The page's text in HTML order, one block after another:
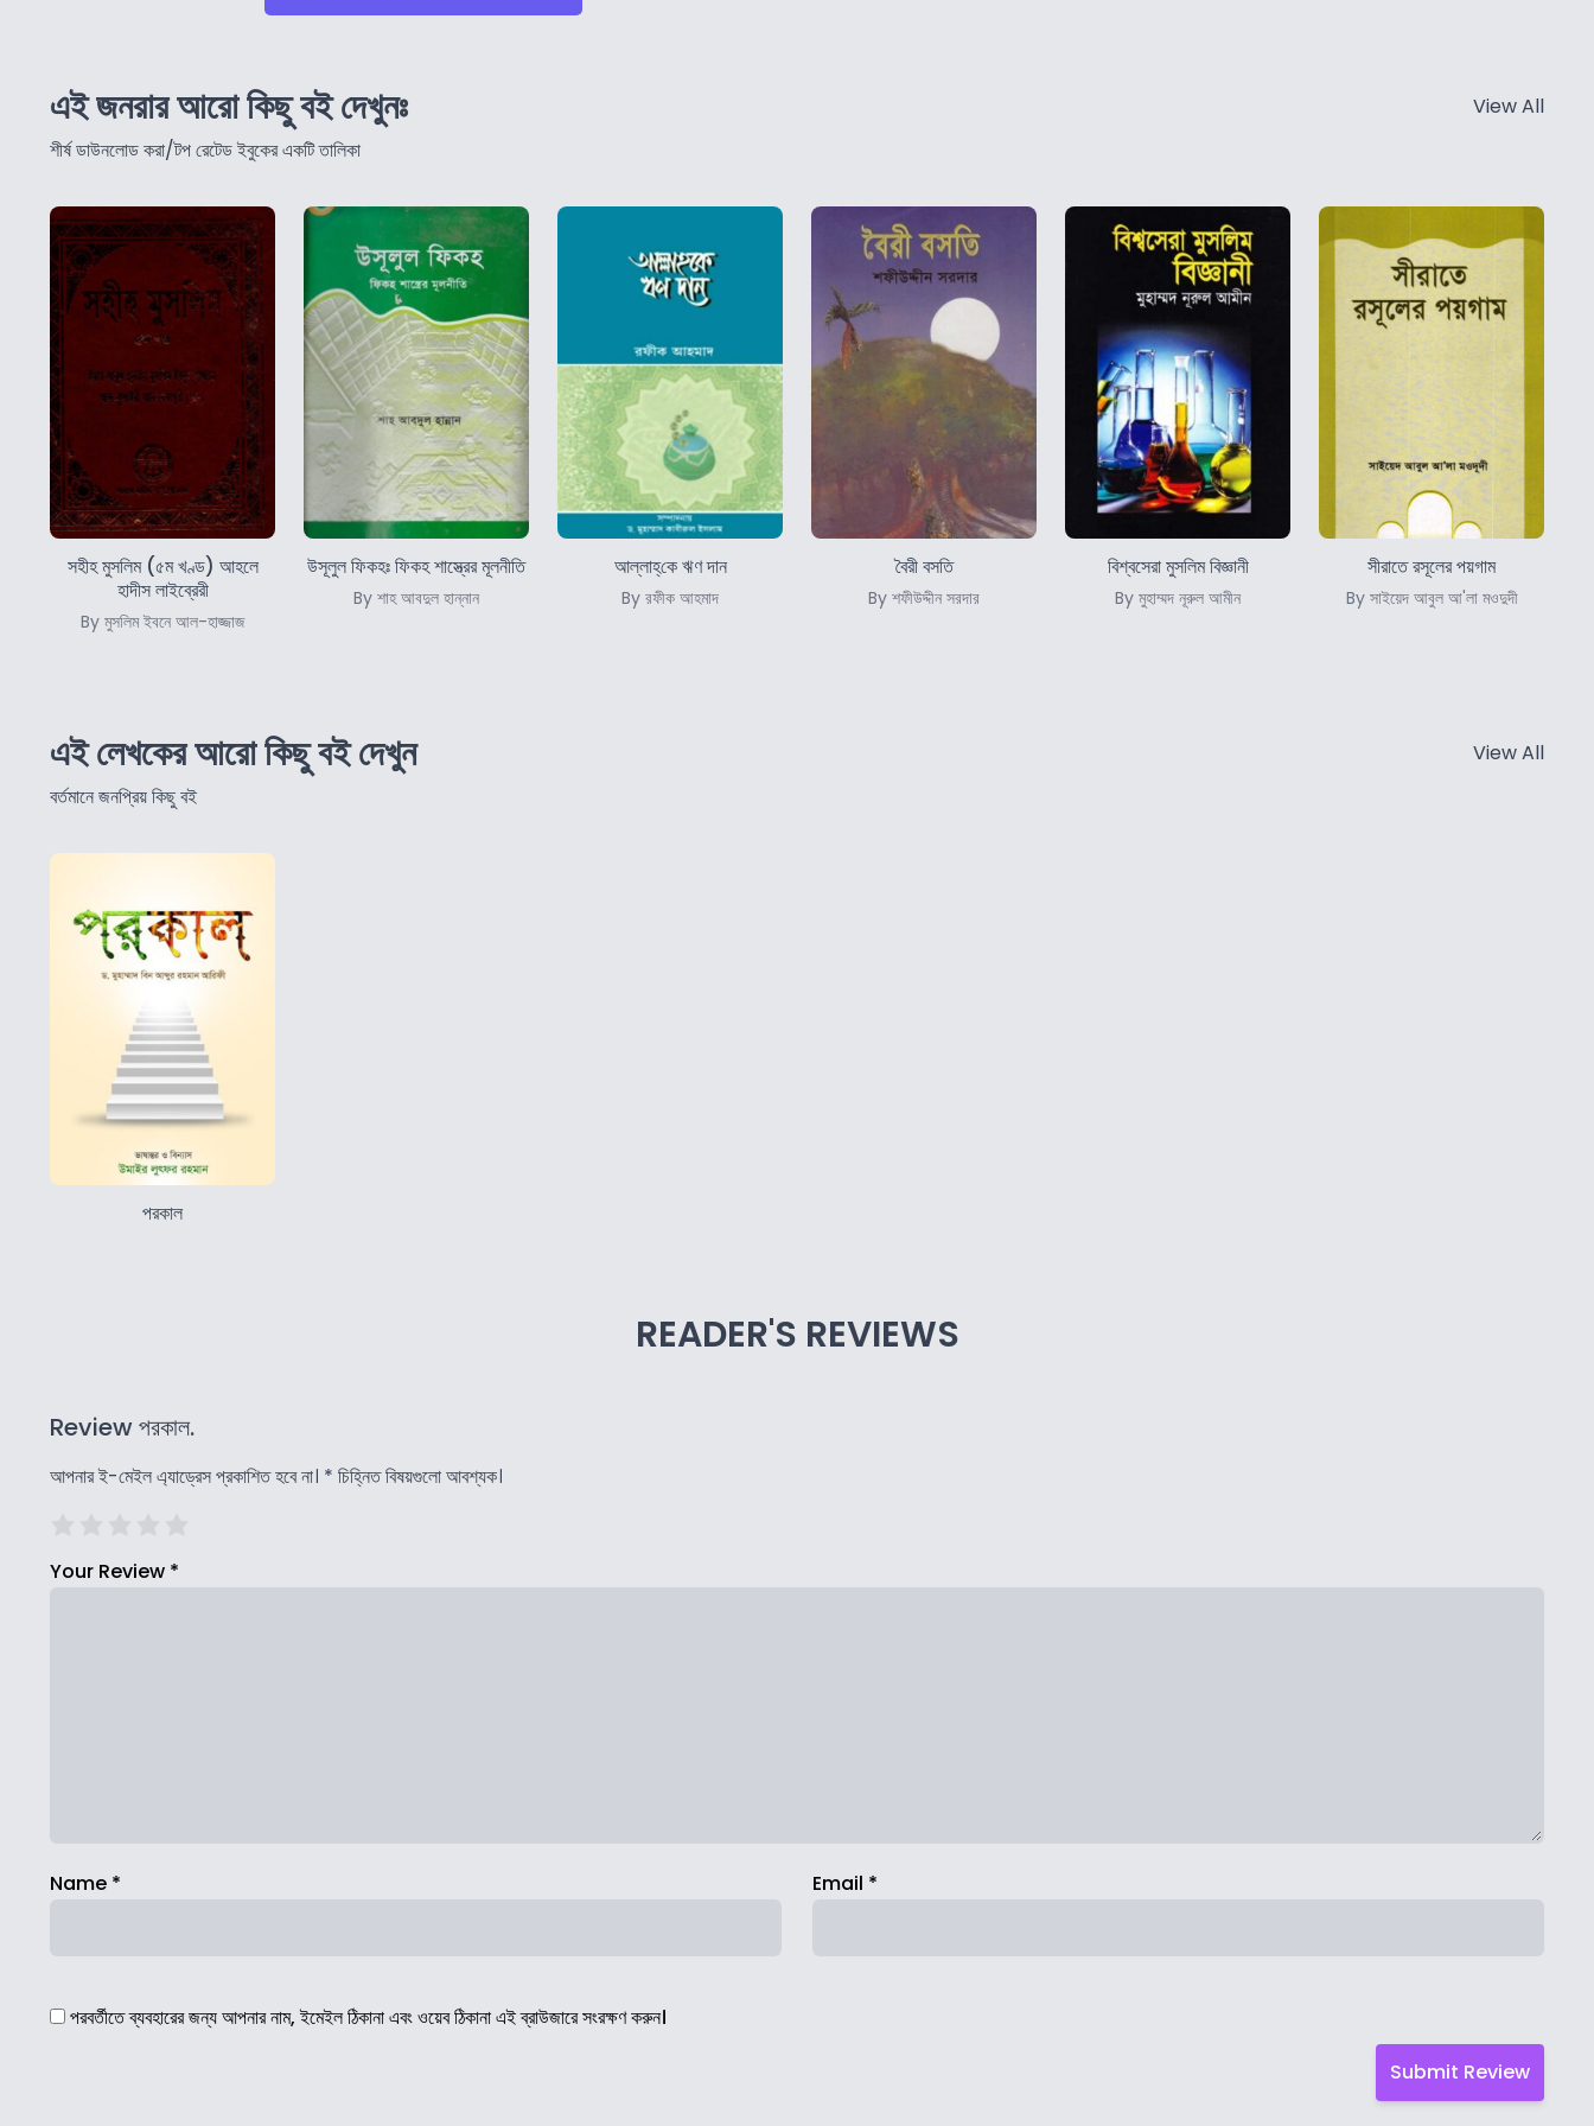
এই জনরার আরো কিছু বই দেখুনঃ
শীর্ষ ডাউনলোড করা/টপ রেটেড ইবুকের একটি তালিকা
View All
সহীহ মুসলিম (৫ম খণ্ড) আহলে
হাদীস লাইব্রেরী
By মুসলিম ইবনে আল-হাজ্জাজ
উসূলুল ফিকহঃ ফিকহ শাস্ত্রের মূলনীতি
By শাহ আবদুল হান্নান
আল্লাহ্‌কে ঋণ দান
By রফীক আহমাদ
বৈরী বসতি
By শফীউদ্দীন সরদার
বিশ্বসেরা মুসলিম বিজ্ঞানী
By মুহাম্মদ নূরুল আমীন
সীরাতে রসূলের পয়গাম
By সাইয়েদ আবুল আ'লা মওদুদী
এই লেখকের আরো কিছু বই দেখুন
বর্তমানে জনপ্রিয় কিছু বই
View All
পরকাল
READER'S REVIEWS
Review পরকাল.
আপনার ই-মেইল এ্যাড্রেস প্রকাশিত হবে না। * চিহ্নিত বিষয়গুলো আবশ্যক।
Your Review *
Name * Email *
পরবর্তীতে ব্যবহারের জন্য আপনার নাম, ইমেইল ঠিকানা এবং ওয়েব ঠিকানা এই ব্রাউজারে সংরক্ষণ করুন।